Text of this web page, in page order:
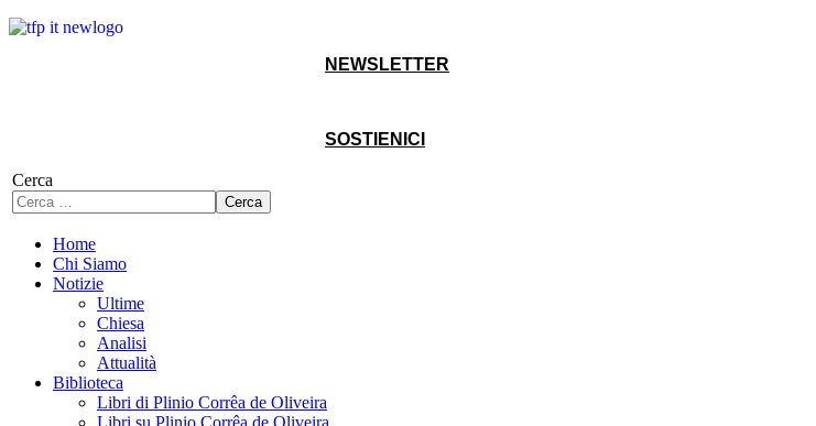
NEWSLETTER
SOSTIENICI
Cerca
Cerca
Home
Chi Siamo
Notizie
Ultime
Chiesa
Analisi
Attualità
Biblioteca
Libri di Plinio Corrêa de Oliveira
Libri su Plinio Corrêa de Oliveira